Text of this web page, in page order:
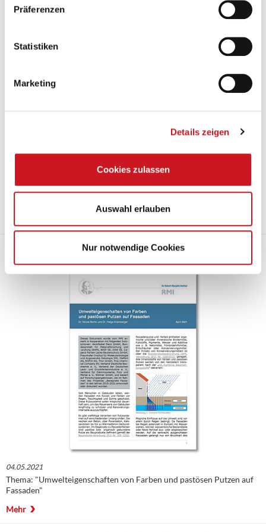
Präferenzen
Statistiken
Marketing
Details zeigen
Cookies zulassen
Auswahl erlauben
Nur notwendige Cookies
14.07.2021
Mit ihrer Verpflichtung zur Einhaltung der EuPIA-Ausschlusspolitik
sicheren Gebrauch von Druckerzeugnissen. Seit März gelten
Onepager zum Forschungsprojekt „Beregnete Fassaden“
04.05.2021
Thema: "Umwelteigenschaften von Farben und pastösen Putzen auf
Fassaden"
Mehr